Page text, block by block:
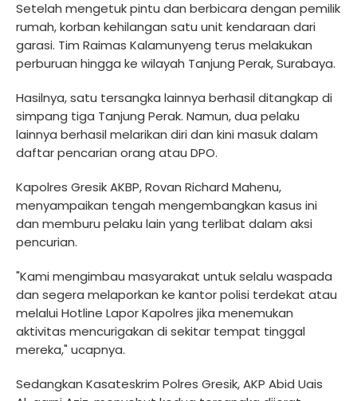
Setelah mengetuk pintu dan berbicara dengan pemilik
rumah, korban kehilangan satu unit kendaraan dari
garasi. Tim Raimas Kalamunyeng terus melakukan
perburuan hingga ke wilayah Tanjung Perak, Surabaya.
Hasilnya, satu tersangka lainnya berhasil ditangkap di
simpang tiga Tanjung Perak. Namun, dua pelaku
lainnya berhasil melarikan diri dan kini masuk dalam
daftar pencarian orang atau DPO.
Kapolres Gresik AKBP, Rovan Richard Mahenu,
menyampaikan tengah mengembangkan kasus ini
dan memburu pelaku lain yang terlibat dalam aksi
pencurian.
"Kami mengimbau masyarakat untuk selalu waspada
dan segera melaporkan ke kantor polisi terdekat atau
melalui Hotline Lapor Kapolres jika menemukan
aktivitas mencurigakan di sekitar tempat tinggal
mereka," ucapnya.
Sedangkan Kasateskrim Polres Gresik, AKP Abid Uais